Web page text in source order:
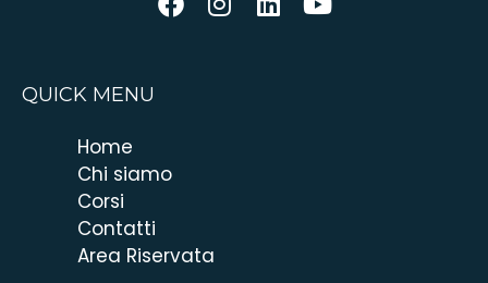
QUICK MENU
Home
Chi siamo
Corsi
Contatti
Area Riservata